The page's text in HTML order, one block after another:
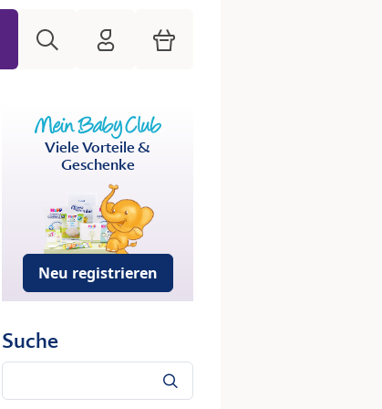
HiPP Mein Babyclub
Warenkorb
Viele Vorteile &
Geschenke
Neu registrieren
Suche